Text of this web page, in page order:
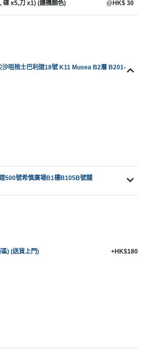
碟 x5,刀 x1) (隨機顏色) @HK$ 30
咀梳士巴利道18號 K11 Musea B2層 B201-
500號希慎廣場B1樓B105B號舖
) (送貨上門) +HK$180